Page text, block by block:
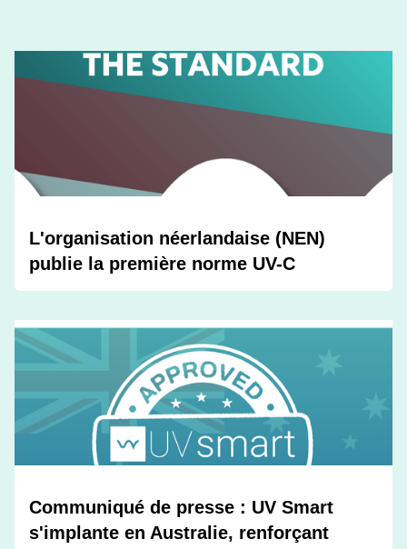
L'organisation néerlandaise (NEN)
publie la première norme UV-C
Communiqué de presse : UV Smart
s'implante en Australie, renforçant